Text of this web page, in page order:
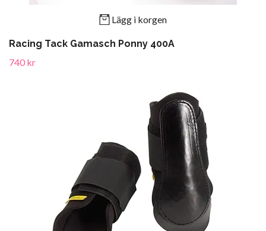
Lägg i korgen
Racing Tack Gamasch Ponny 400A
740 kr